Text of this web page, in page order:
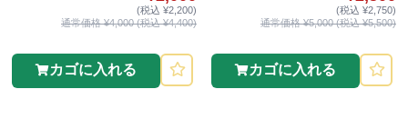
(税込 ¥2,200)
通常価格 ¥4,000 (税込 ¥4,400)
カゴに入れる
(税込 ¥2,750)
通常価格 ¥5,000 (税込 ¥5,500)
カゴに入れる